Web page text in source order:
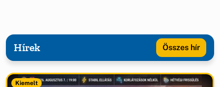
Hírek Összes hír
Kiemelt